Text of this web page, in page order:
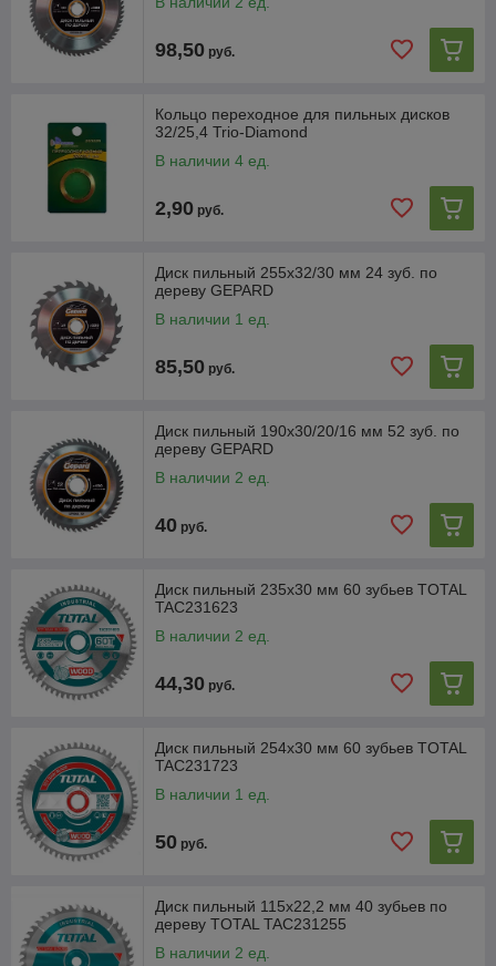
98,50 руб.
Кольцо переходное для пильных дисков
32/25,4 Trio-Diamond
В наличии 4 ед.
2,90 руб.
Диск пильный 255х32/30 мм 24 зуб. по
дереву GEPARD
В наличии 1 ед.
85,50 руб.
Диск пильный 190х30/20/16 мм 52 зуб. по
дереву GEPARD
В наличии 2 ед.
40 руб.
Диск пильный 235x30 мм 60 зубьев TOTAL
TAC231623
В наличии 2 ед.
44,30 руб.
Диск пильный 254x30 мм 60 зубьев TOTAL
TAC231723
В наличии 1 ед.
50 руб.
Диск пильный 115x22,2 мм 40 зубьев по
дереву TOTAL TAC231255
В наличии 2 ед.